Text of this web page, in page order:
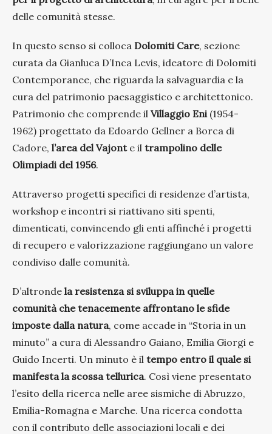
delle comunità stesse.
In questo senso si colloca Dolomiti Care, sezione
curata da Gianluca D’Inca Levis, ideatore di Dolomiti
Contemporanee, che riguarda la salvaguardia e la
cura del patrimonio paesaggistico e architettonico.
Patrimonio che comprende il Villaggio Eni (1954-
1962) progettato da Edoardo Gellner a Borca di
Cadore, l’area del Vajonte il trampolino delle
Olimpiadi del 1956.
Attraverso progetti specifici di residenze d’artista,
workshop e incontri si riattivano siti spenti,
dimenticati, convincendo gli enti affinché i progetti
di recupero e valorizzazione raggiungano un valore
condiviso dalle comunità.
D’altronde la resistenza si sviluppa in quelle
comunità che tenacemente affrontano le sfide
imposte dalla natura, come accade in “Storia in un
minuto” a cura di Alessandro Gaiano, Emilia Giorgi e
Guido Incerti. Un minuto è il tempo entro il quale si
manifesta la scossa tellurica. Così viene presentato
l’esito della ricerca nelle aree sismiche di Abruzzo,
Emilia-Romagna e Marche. Una ricerca condotta
con il contributo delle associazioni locali e dei